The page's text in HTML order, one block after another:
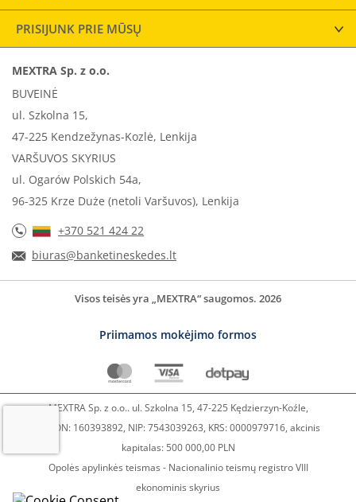
PRISIJUNK PRIE MŪSŲ
MEXTRA Sp. z o.o.
BUVEINĖ
ul. Szkolna 15,
47-225 Kendzežynas-Kozlė, Lenkija
VARŠUVOS SKYRIUS
ul. Ogarów Polskich 54a,
96-325 Krze Duże (netoli Varšuvos), Lenkija
+370 521 424 22
biuras@banketineskedes.lt
Visos teisės yra „MEXTRA“ saugomos. 2026
Priimamos mokėjimo formos
MEXTRA Sp. z o.o.. ul. Szkolna 15, 47-225 Kędzierzyn-Koźle,
REGON: 160393892, NIP: 7543039263, KRS: 0000979716, akcinis
kapitalas: 500 000,00 PLN
Opolės apylinkės teismas - Nacionalinio teismų registro VIII
ekonominis skyrius